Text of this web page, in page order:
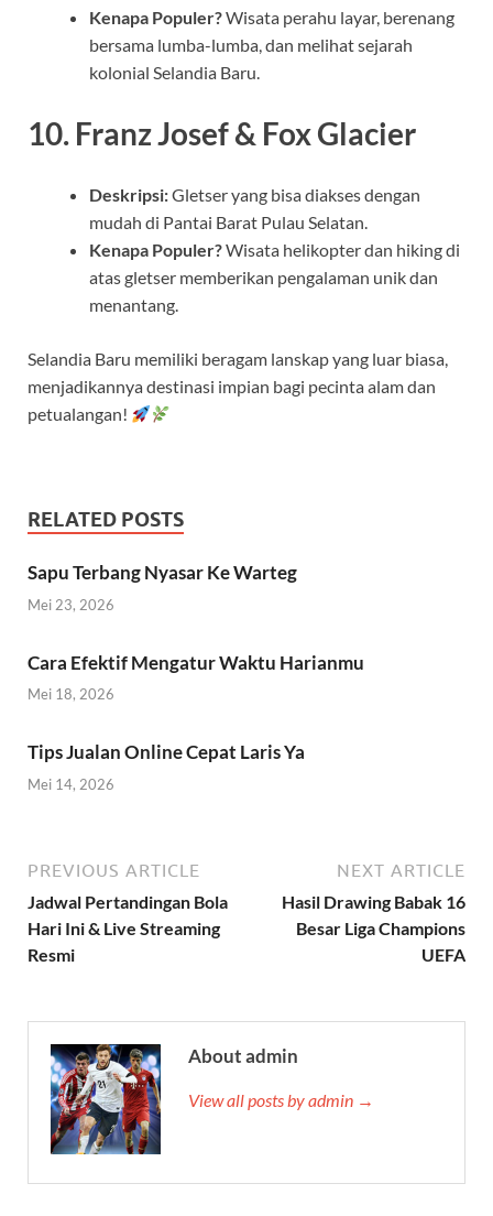
Kenapa Populer?Wisata perahu layar, berenang
bersama lumba-lumba, dan melihat sejarah
kolonial Selandia Baru.
10. Franz Josef & Fox Glacier
Deskripsi:Gletser yang bisa diakses dengan
mudah di Pantai Barat Pulau Selatan.
Kenapa Populer?Wisata helikopter dan hiking di
atas gletser memberikan pengalaman unik dan
menantang.
Selandia Baru memiliki beragam lanskap yang luar biasa,
menjadikannya destinasi impian bagi pecinta alam dan
petualangan!
RELATED POSTS
Sapu Terbang Nyasar Ke Warteg
Mei 23, 2026
Cara Efektif Mengatur Waktu Harianmu
Mei 18, 2026
Tips Jualan Online Cepat Laris Ya
Mei 14, 2026
PREVIOUS ARTICLE
Jadwal Pertandingan Bola
Hari Ini & Live Streaming
Resmi
NEXT ARTICLE
Hasil Drawing Babak 16
Besar Liga Champions
UEFA
About admin
View all posts by admin →